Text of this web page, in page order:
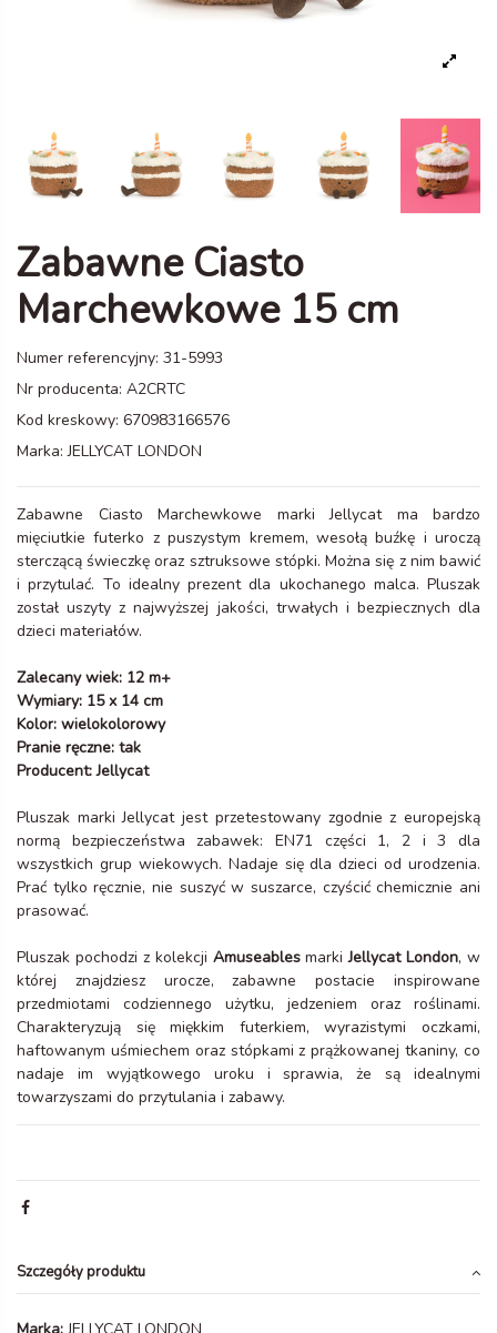
Zabawne Ciasto
Marchewkowe 15 cm
Numer referencyjny: 31-5993
Nr producenta: A2CRTC
Kod kreskowy: 670983166576
Marka: JELLYCAT LONDON
Zabawne Ciasto Marchewkowe marki Jellycat ma bardzo
mięciutkie futerko z puszystym kremem, wesołą buźkę i uroczą
sterczącą świeczkę oraz sztruksowe stópki. Można się z nim bawić
i przytulać. To idealny prezent dla ukochanego malca. Pluszak
został uszyty z najwyższej jakości, trwałych i bezpiecznych dla
dzieci materiałów.
Zalecany wiek: 12 m+
Wymiary: 15 x 14 cm
Kolor: wielokolorowy
Pranie ręczne: tak
Producent: Jellycat
Pluszak marki Jellycat jest przetestowany zgodnie z europejską
normą bezpieczeństwa zabawek: EN71 części 1, 2 i 3 dla
wszystkich grup wiekowych. Nadaje się dla dzieci od urodzenia.
Prać tylko ręcznie, nie suszyć w suszarce, czyścić chemicznie ani
prasować.
Pluszak pochodzi z kolekcji AmuseablesmarkiJellycat London, w
której znajdziesz urocze, zabawne postacie inspirowane
przedmiotami codziennego użytku, jedzeniem oraz roślinami.
Charakteryzują się miękkim futerkiem, wyrazistymi oczkami,
haftowanym uśmiechem oraz stópkami z prążkowanej tkaniny, co
nadaje im wyjątkowego uroku i sprawia, że są idealnymi
towarzyszami do przytulania i zabawy.
Szczegóły produktu